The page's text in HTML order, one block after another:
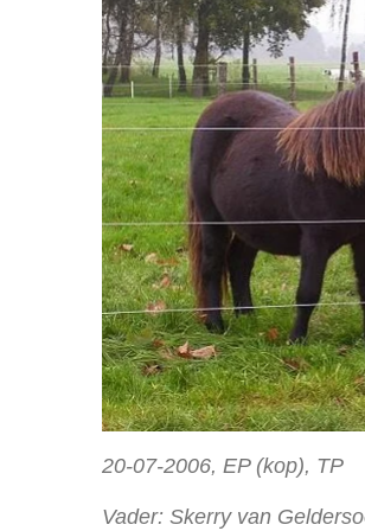
20-07-2006, EP (kop), TP
Vader: Skerry van